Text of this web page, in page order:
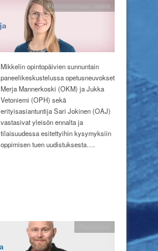
Puheenjohtajan palsta
Mikkelin opintopäivien sunnuntain
paneelikeskustelussa opetusneuvokset
Merja Mannerkoski (OKM) ja Jukka
Vetoniemi (OPH) sekä
erityisasiantuntija Sari Jokinen (OAJ)
vastasivat yleisön ennalta ja
tilaisuudessa esitettyihin kysymyksiin
oppimisen tuen uudistuksesta….